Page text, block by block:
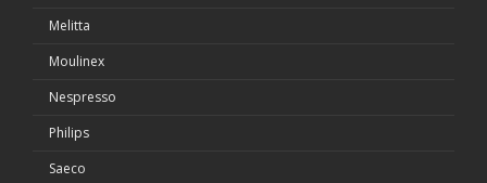
Melitta
Moulinex
Nespresso
Philips
Saeco